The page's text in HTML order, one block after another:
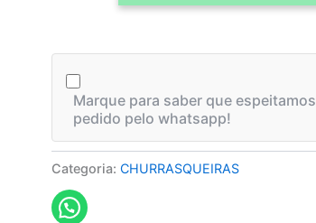
Marque para saber que
pedido pelo whatsapp!
Categoria: CHURRASQUEIRAS